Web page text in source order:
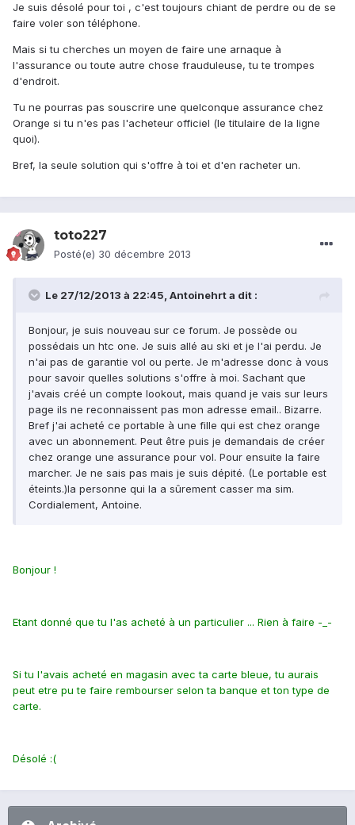
Je suis désolé pour toi , c'est toujours chiant de perdre ou de se
faire voler son téléphone.
Mais si tu cherches un moyen de faire une arnaque à
l'assurance ou toute autre chose frauduleuse, tu te trompes
d'endroit.
Tu ne pourras pas souscrire une quelconque assurance chez
Orange si tu n'es pas l'acheteur officiel (le titulaire de la ligne
quoi).
Bref, la seule solution qui s'offre à toi et d'en racheter un.
toto227
Posté(e) 30 décembre 2013
Le 27/12/2013 à 22:45, Antoinehrt a dit :
Bonjour, je suis nouveau sur ce forum. Je possède ou
possédais un htc one. Je suis allé au ski et je l'ai perdu. Je
n'ai pas de garantie vol ou perte. Je m'adresse donc à vous
pour savoir quelles solutions s'offre à moi. Sachant que
j'avais créé un compte lookout, mais quand je vais sur leurs
page ils ne reconnaissent pas mon adresse email.. Bizarre.
Bref j'ai acheté ce portable à une fille qui est chez orange
avec un abonnement. Peut être puis je demandais de créer
chez orange une assurance pour vol. Pour ensuite la faire
marcher. Je ne sais pas mais je suis dépité. (Le portable est
éteints.)la personne qui la a sûrement casser ma sim.
Cordialement, Antoine.
Bonjour !
Etant donné que tu l'as acheté à un particulier ... Rien à faire -_-
Si tu l'avais acheté en magasin avec ta carte bleue, tu aurais
peut etre pu te faire rembourser selon ta banque et ton type de
carte.
Désolé :(